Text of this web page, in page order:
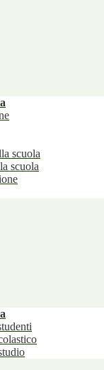
scuola
scuola